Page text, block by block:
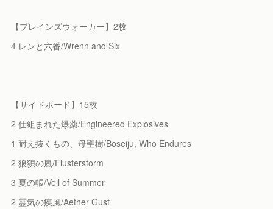
【プレインズウォーカー】2枚
4 レンと六番/Wrenn and Six
【サイドボード】15枚
2 仕組まれた爆薬/Engineered Explosives
1 耐え抜くもの、母聖樹/Boseiju, Who Endures
2 狼狽の嵐/Flusterstorm
3 夏の帳/Veil of Summer
2 霊気の疾風/Aether Gust